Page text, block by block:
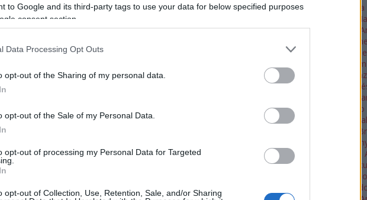
to Google and its third-party tags to use your data for below specified purposes
consent section.
Data Processing Opt Outs
opt-out of the Sharing of my personal data.
opt-out of the Sale of my Personal Data.
opt-out of processing my Personal Data for Targeted
opt-out of Collection, Use, Retention, Sale, and/or Sharing
CÍME:
tartalomnak minősülnek, értük aszolgáltatás technikaiüzemeltetője
esetén forduljon a blog szerkesztőjéhez. Részletek a Felhasználási
adatvédelmi tájékoztatóban
2021.06.26. 08:53:01
Rachvelishvili
Anna
Anna Vinnitskaya
1) Annie Hall
Anthony Roth
Antinous
Antoine
Antonio
Margheriti
Salieri
Antonio
Anton
Apokalipszis most
(1) Aquileia
Arany
Arcadi